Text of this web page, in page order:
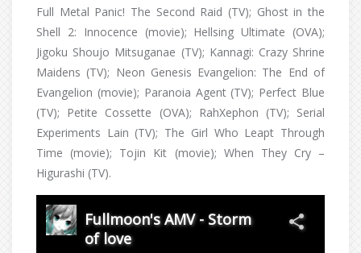
Full Metal Panic! The Second Raid (TV); Ghost in the
Shell 2: Innocence (movie); Hellsing Ultimate (OVA);
Jigoku Shoujo Mitsuganae (TV); Kannagi: Crazy Shrine
Maidens (TV); Neon Genesis Evangelion: The End of
Evangelion (movie); Paranoia Agent (TV); Perfect Blue
(TV); Petite Cossette (OVA); RahXephon (TV); Serial
Experiments Lain (TV); The Girl Who Leapt Through
Time (movie); Tojin Kit (movie); When They Cry –
Higurashi (TV).